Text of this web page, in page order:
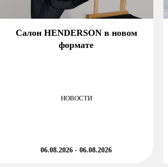
Салон HENDERSON в новом
формате
НОВОСТИ
06.08.2026 - 06.08.2026